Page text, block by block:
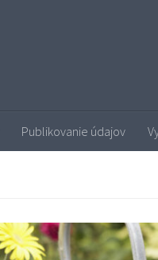
Publikovanie údajov